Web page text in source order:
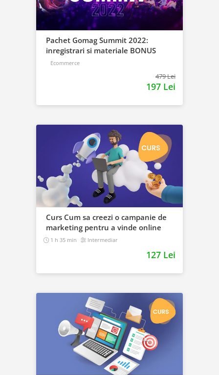
Pachet Gomag Summit 2022:
inregistrari si materiale BONUS
Ecommerce
479 Lei
197 Lei
Curs Cum sa creezi o campanie de
marketing pentru a vinde online
1 h 35 min Intermediar
127 Lei